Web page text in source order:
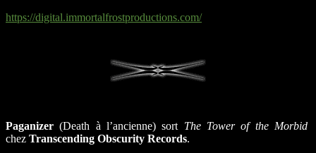
https://digital.immortalfrostproductions.com/
Paganizer (Death à l’ancienne) sort The Tower of the Morbid
chez Transcending Obscurity Records.